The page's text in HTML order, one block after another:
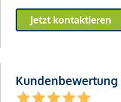
Jetzt kontaktieren
Kundenbewertung